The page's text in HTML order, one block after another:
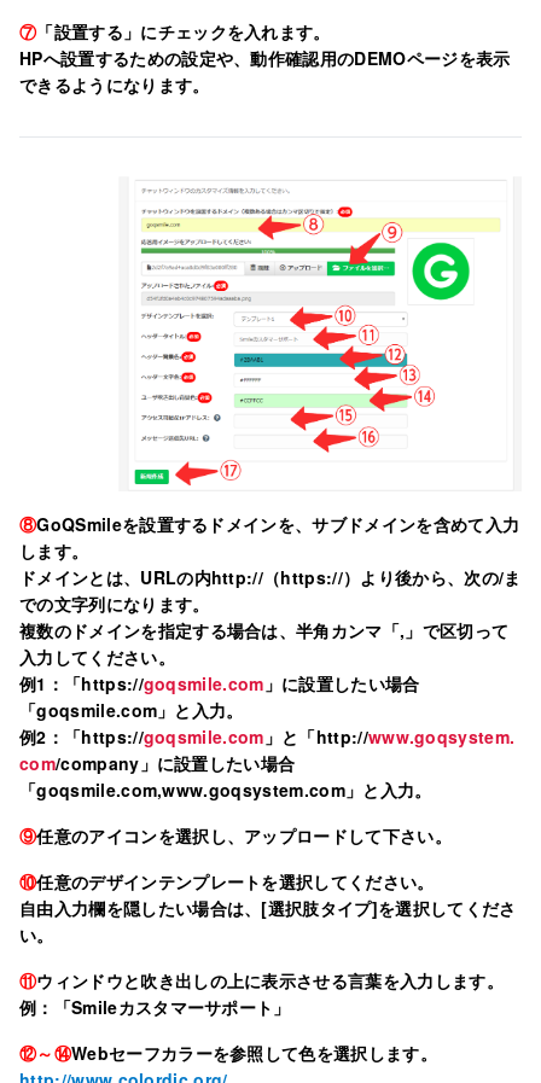
⑦「設置する」にチェックを入れます。
HPへ設置するための設定や、動作確認用のDEMOページを表示
できるようになります。
⑧GoQSmileを設置するドメインを、サブドメインを含めて入力
します。
ドメインとは、URLの内http://（https://）より後から、次の/ま
での文字列になります。
複数のドメインを指定する場合は、半角カンマ「,」で区切って
入力してください。
例1：「https://goqsmile.com 」に設置したい場合
「goqsmile.com」と入力。
例2：「https://goqsmile.com 」と「http://www.goqsystem.
com/company」に設置したい場合
「goqsmile.com,www.goqsystem.com」と入力。
⑨任意のアイコンを選択し、アップロードして下さい。
⑩任意のデザインテンプレートを選択してください。
自由入力欄を隠したい場合は、[選択肢タイプ]を選択してくださ
い。
⑪ウィンドウと吹き出しの上に表示させる言葉を入力します。
例：「Smileカスタマーサポート」
⑫～⑭Webセーフカラーを参照して色を選択します。